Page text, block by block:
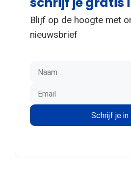
Blijf op de hoogte met
nieuwsbrief